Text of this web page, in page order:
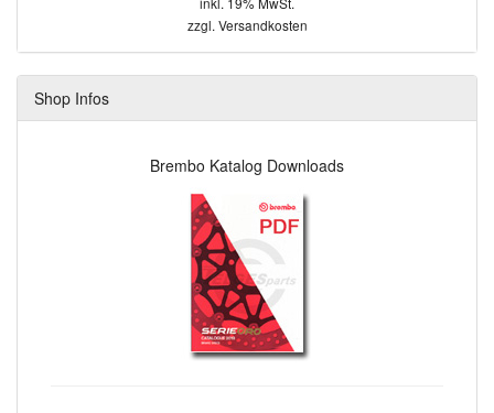
zzgl.Versandkosten
Shop Infos
Brembo Katalog Downloads